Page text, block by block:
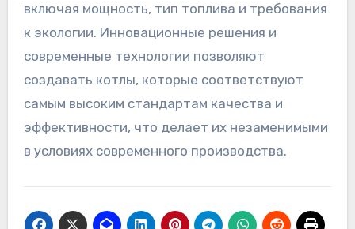
включая мощность, тип топлива и требования
к экологии. Инновационные решения и
современные технологии позволяют
создавать котлы, которые соответствуют
самым высоким стандартам качества и
эффективности, что делает их незаменимыми
в условиях современного производства.